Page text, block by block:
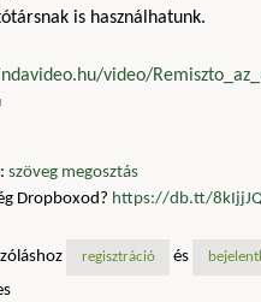
is használhatunk.
video/
hivatkozás)
szöveg megosztás
Dropboxod? https://db.tt/
regisztráció és